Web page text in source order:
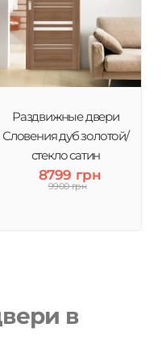
Раздвижные двери
Словения дуб золотой/
стекло сатин
8799 грн
9900 грн
в